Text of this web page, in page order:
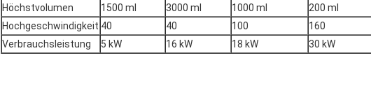
Höchstvolumen 1500 ml 3000 ml 1000 ml 200 ml
Hochgeschwindigkeit 40 40 100 160
Verbrauchsleistung
5 kW 16 kW 18 kW 30 kW